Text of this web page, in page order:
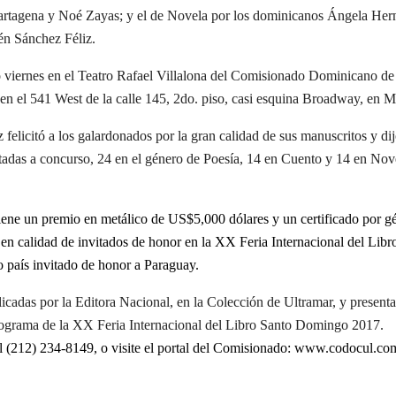
y Noé Zayas; y el de Novela por los dominicanos Ángela
Sánchez Féliz.
en el Teatro Rafael Villalona del Comisionado Dominicano
el 541 West de la calle 145, 2do. piso, casi esquina Broadway, en
a los galardonados por la gran calidad de sus manuscritos y
a concurso, 24 en el género de Poesía, 14 en Cuento y 14 en
un premio en metálico de US$5,000 dólares y un certificado por
en calidad de invitados de honor en la XX Feria Internacional del
invitado de honor a Paraguay.
por la Editora Nacional, en la Colección de Ultramar, y
de la XX Feria Internacional del Libro Santo Domingo 2017.
(212) 234-8149, o visite el portal del Comisionado: